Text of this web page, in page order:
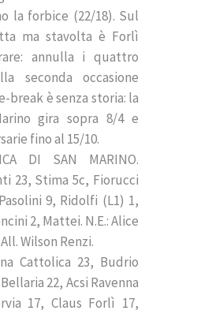
la forbice (22/18). Sul
ma stavolta è Forlì
annulla i quattro
seconda occasione
break è senza storia: la
gira sopra 8/4 e
fino al 15/10.
DI SAN MARINO.
23, Stima 5c, Fiorucci
9, Ridolfi (L1) 1,
2, Mattei. N.E.: Alice
Wilson Renzi.
Cattolica 23, Budrio
22, Acsi Ravenna
17, Claus Forlì 17,